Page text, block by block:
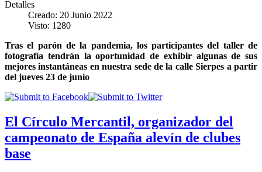
Detalles
Creado: 20 Junio 2022
Visto: 1280
Tras el parón de la pandemia, los participantes del taller de
fotografía tendrán la oportunidad de exhibir algunas de sus
mejores instantáneas en nuestra sede de la calle Sierpes a partir
del jueves 23 de junio
El Círculo Mercantil, organizador del
campeonato de España alevín de clubes
base